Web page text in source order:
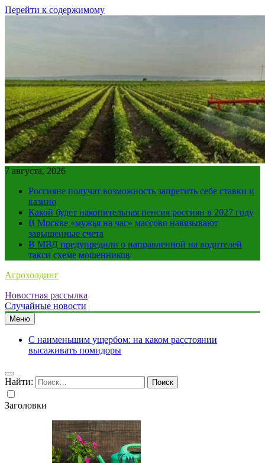
Перейти к содержимому
7 августа, 2026
Россияне получат возможность запретить себе ставки и
казино
Какой будет накопительная пенсия россиян в 2027 году
В Москве «мужья на час» массово навязывают
завышенные счета
В МВД предупредили о направленной на водителей
такси схеме мошенников
Агрохолдинг
Новостная рассылка
Случайные новости
Меню
С наименьшим ущербом: на каком расстоянии
высаживать помидоры
Найти:
Заголовки